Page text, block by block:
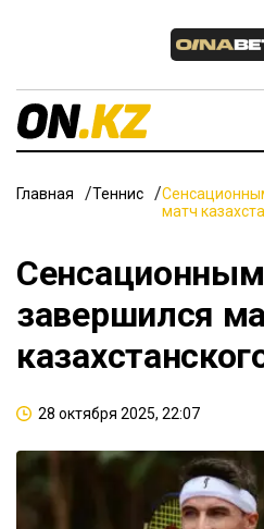
Главная Теннис
матч
завершился
28 октября 2025, 22:07